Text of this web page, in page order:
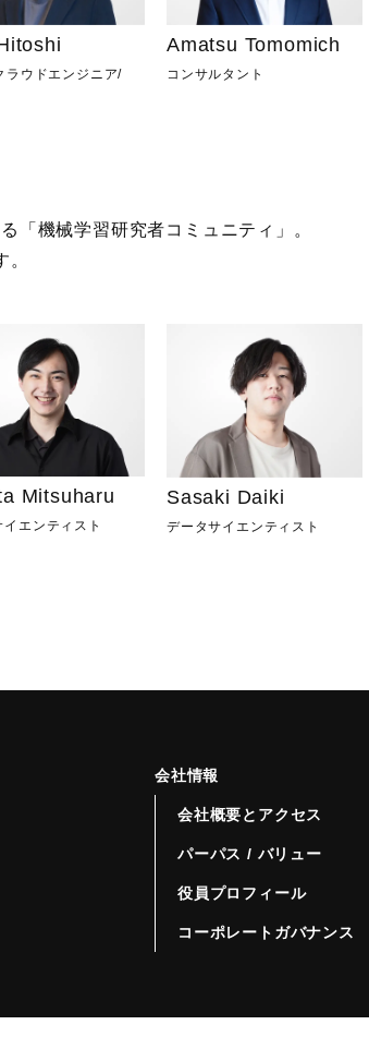
ラウドエンジニア/
Amatsu Tomomich
コンサルタント
「機械学習研究者コミュニティ」。
Mitsuharu
エンティスト
Sasaki Daiki
データサイエンティスト
会社情報
会社概要とアクセス
パーパス / バリュー
役員プロフィール
コーポレートガバナンス